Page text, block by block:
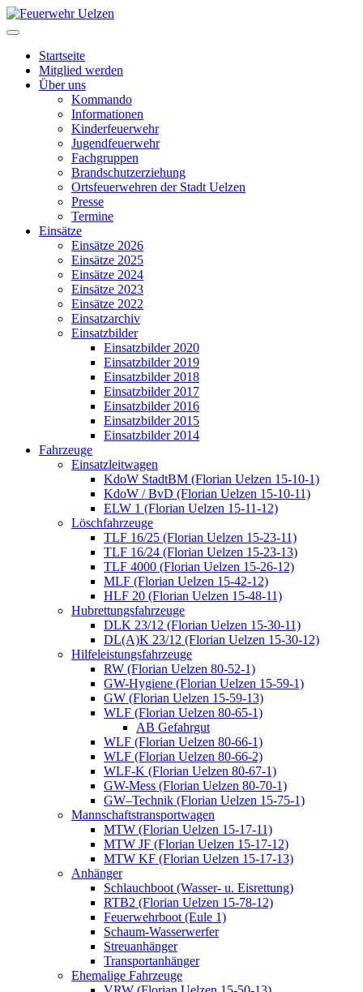
Startseite
Mitglied werden
Über uns
Kommando
Informationen
Kinderfeuerwehr
Jugendfeuerwehr
Fachgruppen
Brandschutzerziehung
Ortsfeuerwehren der Stadt Uelzen
Presse
Termine
Einsätze
Einsätze 2026
Einsätze 2025
Einsätze 2024
Einsätze 2023
Einsätze 2022
Einsatzarchiv
Einsatzbilder
Einsatzbilder 2020
Einsatzbilder 2019
Einsatzbilder 2018
Einsatzbilder 2017
Einsatzbilder 2016
Einsatzbilder 2015
Einsatzbilder 2014
Fahrzeuge
Einsatzleitwagen
KdoW StadtBM (Florian Uelzen 15-10-1)
KdoW / BvD (Florian Uelzen 15-10-11)
ELW 1 (Florian Uelzen 15-11-12)
Löschfahrzeuge
TLF 16/25 (Florian Uelzen 15-23-11)
TLF 16/24 (Florian Uelzen 15-23-13)
TLF 4000 (Florian Uelzen 15-26-12)
MLF (Florian Uelzen 15-42-12)
HLF 20 (Florian Uelzen 15-48-11)
Hubrettungsfahrzeuge
DLK 23/12 (Florian Uelzen 15-30-11)
DL(A)K 23/12 (Florian Uelzen 15-30-12)
Hilfeleistungsfahrzeuge
RW (Florian Uelzen 80-52-1)
GW-Hygiene (Florian Uelzen 15-59-1)
GW (Florian Uelzen 15-59-13)
WLF (Florian Uelzen 80-65-1)
AB Gefahrgut
WLF (Florian Uelzen 80-66-1)
WLF (Florian Uelzen 80-66-2)
WLF-K (Florian Uelzen 80-67-1)
GW-Mess (Florian Uelzen 80-70-1)
GW–Technik (Florian Uelzen 15-75-1)
Mannschaftstransportwagen
MTW (Florian Uelzen 15-17-11)
MTW JF (Florian Uelzen 15-17-12)
MTW KF (Florian Uelzen 15-17-13)
Anhänger
Schlauchboot (Wasser- u. Eisrettung)
RTB2 (Florian Uelzen 15-78-12)
Feuerwehrboot (Eule 1)
Schaum-Wasserwerfer
Streuanhänger
Transportanhänger
Ehemalige Fahrzeuge